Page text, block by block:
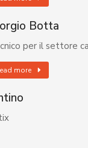
Botta
per il settore
more